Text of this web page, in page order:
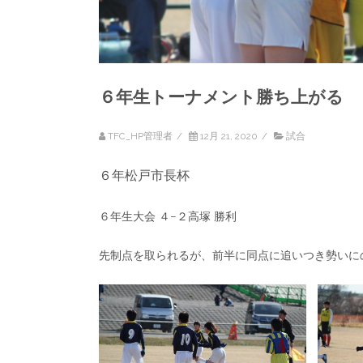
６年生トーナメント勝ち上がる
TFC_HP管理者 / 12月 21, 2020 / 試合
６年松戸市長杯
６年生大会 ４−２高塚 勝利
先制点を取られるが、前半に同点に追いつき勢いに